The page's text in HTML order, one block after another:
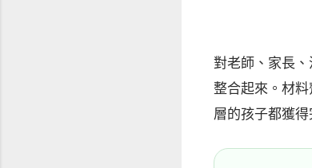
對老師、家長
整合起來。材
層的孩子都獲